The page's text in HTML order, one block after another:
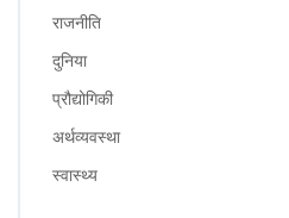
राजनीति
दुनिया
प्रौद्योगिकी
अर्थव्यवस्था
स्वास्थ्य